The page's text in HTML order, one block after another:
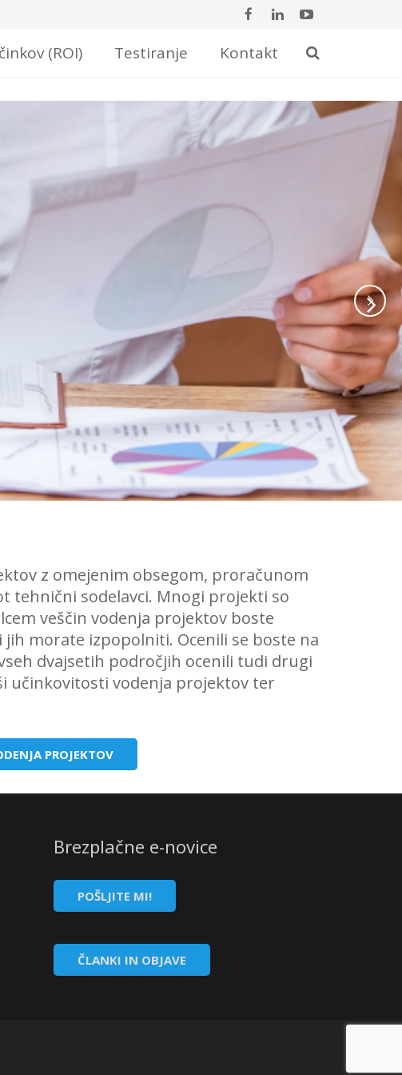
(ROI) Testiranje Kontakt
z omejenim obsegom, proračunom
tehnični sodelavci. Mnogi projekti so
veščin vodenja projektov boste
morate izpopolniti. Ocenili se boste na
dvajsetih področjih ocenili tudi drugi
učinkovitosti vodenja projektov ter
PROJEKTOV
Brezplačne e-novice
POŠLJITE MI!
ČLANKI IN OBJAVE